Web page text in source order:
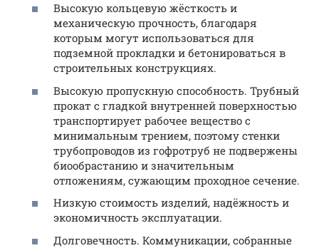
Высокую кольцевую жёсткость и
механическую прочность, благодаря
которым могут использоваться для
подземной прокладки и бетонироваться в
строительных конструкциях.
Высокую пропускную способность. Трубный
прокат с гладкой внутренней поверхностью
транспортирует рабочее вещество с
минимальным трением, поэтому стенки
трубопроводов из гофротруб не подвержены
биообрастанию и значительным
отложениям, сужающим проходное сечение.
Низкую стоимость изделий, надёжность и
экономичность эксплуатации.
Долговечность. Коммуникации, собранные